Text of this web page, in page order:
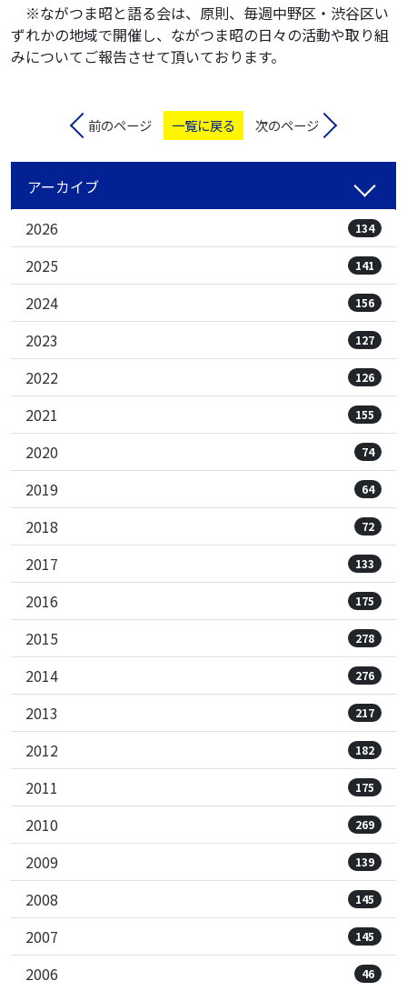
※ながつま昭と語る会は、原則、毎週中野区・渋谷区い
ずれかの地域で開催し、ながつま昭の日々の活動や取り組
みについてご報告させて頂いております。
前のページ 一覧に戻る 次のページ
アーカイブ
2026
134
2025 141
2024 156
2023 127
2022 126
2021 155
2020 74
2019 64
2018 72
2017 133
2016 175
2015 278
2014 276
2013 217
2012 182
2011 175
2010 269
2009 139
2008 145
2007 145
2006 46